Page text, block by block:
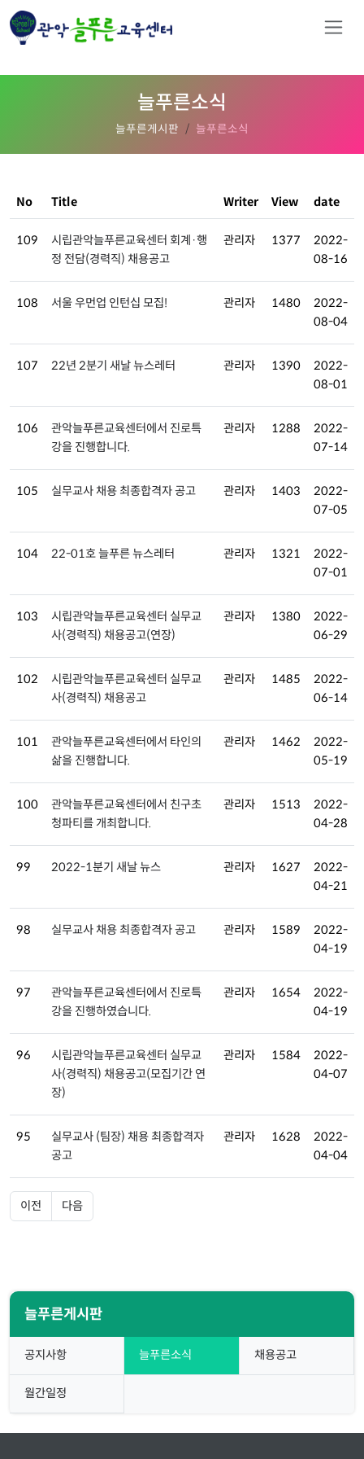
늘푸른소식
늘푸른게시판 늘푸른소식
늘푸른게시판
공지사항 늘푸른소식 채용공고
월간일정
No Title Writer View date
109
시립관악늘푸른교육센터 회계·행
정 전담(경력직) 채용공고
관리자 1377
2022-
08-16
108 서울 우먼업 인턴십 모집! 관리자 1480
2022-
08-04
107 22년 2분기 새날 뉴스레터 관리자 1390
2022-
08-01
106
관악늘푸른교육센터에서 진로특
강을 진행합니다.
관리자 1288
2022-
07-14
105 실무교사 채용 최종합격자 공고 관리자 1403
2022-
07-05
104 22-01호 늘푸른 뉴스레터 관리자 1321
2022-
07-01
103
시립관악늘푸른교육센터 실무교
사(경력직) 채용공고(연장)
관리자 1380
2022-
06-29
102
시립관악늘푸른교육센터 실무교
사(경력직) 채용공고
관리자 1485
2022-
06-14
101
관악늘푸른교육센터에서 타인의
삶을 진행합니다.
관리자 1462
2022-
05-19
100
관악늘푸른교육센터에서 친구초
청파티를 개최합니다.
관리자 1513
2022-
04-28
99 2022-1분기 새날 뉴스 관리자 1627
2022-
04-21
98 실무교사 채용 최종합격자 공고 관리자 1589
2022-
04-19
97
관악늘푸른교육센터에서 진로특
강을 진행하였습니다.
관리자 1654
2022-
04-19
96
시립관악늘푸른교육센터 실무교
사(경력직) 채용공고(모집기간 연
장)
관리자 1584
2022-
04-07
95
실무교사 (팀장) 채용 최종합격자
공고
관리자 1628
2022-
04-04
이전 다음